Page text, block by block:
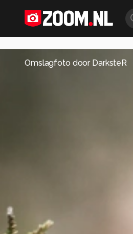
Omslagfoto door DarksteR